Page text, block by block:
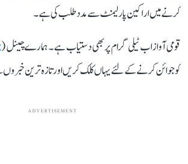
کرنے میں اراکین پارلیمنٹ سے مدد طلب کی ہے۔
قومی آواز اب ٹیلی گرام پر بھی دستیاب ہے۔ ہمارے چینل (
کو جوائن کرنے کے لئے یہاں کلک کریں اور تازہ ترین
ADVERTISEMENT